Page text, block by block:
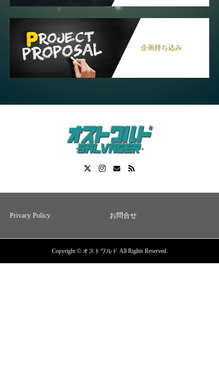
企画持ち込み
Privacy Policy お問合せ
Copyright © オストワルド All Rights Reserved.